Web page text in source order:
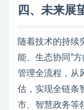
四、 未来展
随着技术的持续
能、生态协同”
管理全流程，从
估，实现全链条
市、智慧政务等